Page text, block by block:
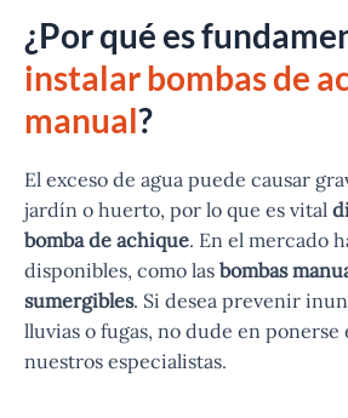
¿Por qué es
instalar bombas de
manual?
El exceso de agua puede causar
jardín o huerto, por lo que es vital
bomba de achique. En el mercado
disponibles, como las bombas
sumergibles. Si desea prevenir
lluvias o fugas, no dude en
nuestros especialistas.